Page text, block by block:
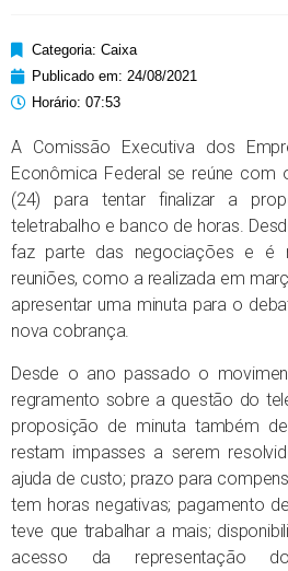
Categoria: Caixa
Publicado em: 24/08/2021
Horário: 07:53
A Comissão Executiva dos
Econômica Federal se reúne com
(24) para tentar finalizar a
teletrabalho e banco de horas.
faz parte das negociações e é
reuniões, como a realizada em
apresentar uma minuta para o
nova cobrança.
Desde o ano passado o
regramento sobre a questão do
proposição de minuta também
restam impasses a serem
ajuda de custo; prazo para
tem horas negativas; pagamento
teve que trabalhar a mais;
acesso da representação